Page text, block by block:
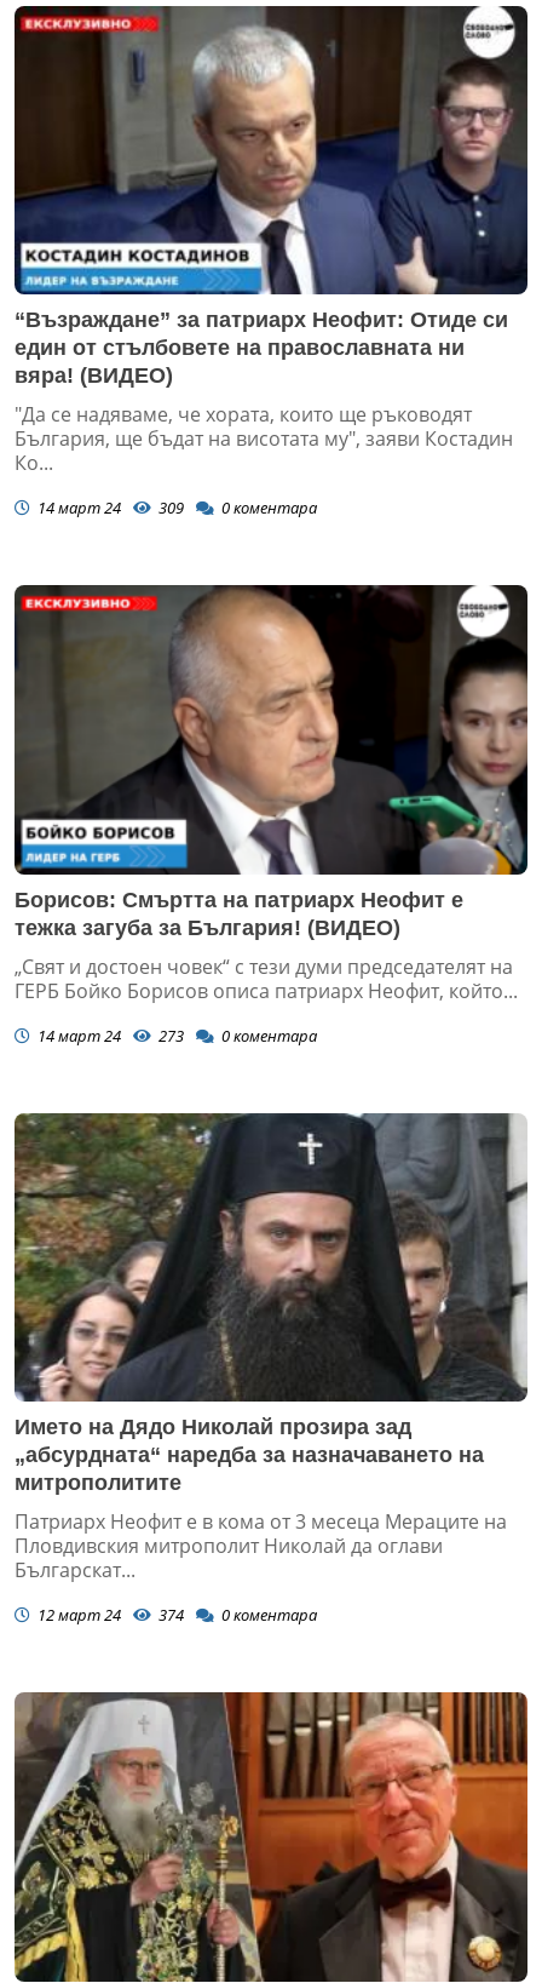
“Възраждане” за патриарх Неофит: Отиде си
един от стълбовете на православната ни
вяра! (ВИДЕО)
"Да се надяваме, че хората, които ще ръководят
България, ще бъдат на висотата му", заяви Костадин
Ко...
14 март 24 309 0коментара
Борисов: Смъртта на патриарх Неофит е
тежка загуба за България! (ВИДЕО)
„Свят и достоен човек“ с тези думи председателят на
ГЕРБ Бойко Борисов описа патриарх Неофит, който...
14 март 24 273 0коментара
Името на Дядо Николай прозира зад
„абсурдната“ наредба за назначаването на
митрополитите
Патриарх Неофит е в кома от 3 месеца Мераците на
Пловдивския митрополит Николай да оглави
Българскат...
12 март 24 374 0коментара